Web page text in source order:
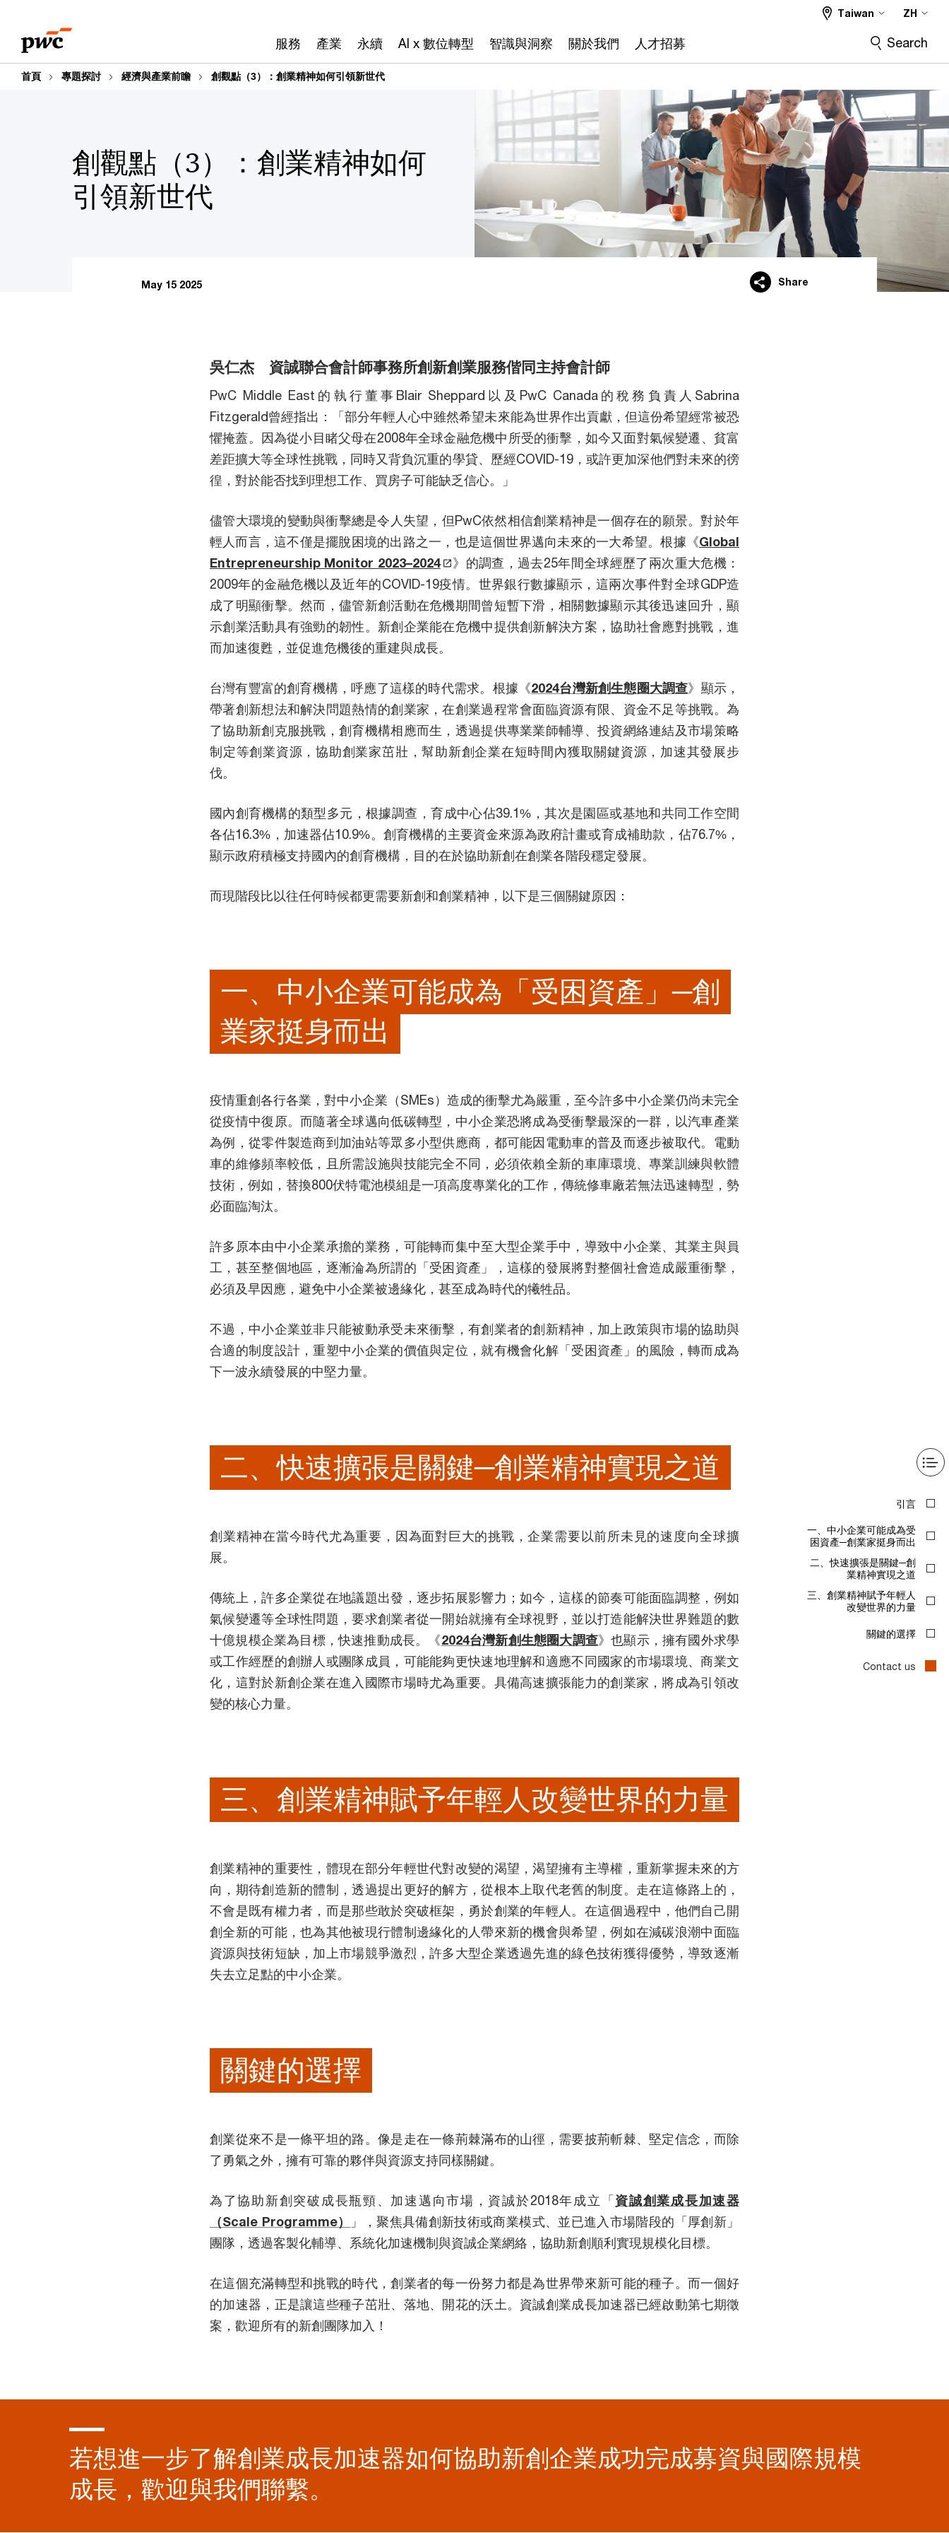
content
footer
服務 產業 永續 AI x 數位轉型 智識與洞察 關於我們 人才招募
Taiwan ZH
Search
首頁 專題探討 經濟與產業前瞻 創觀點（3）：創業精神如何引領新世代
創觀點（3）：創業精神如何
引領新世代
May 15 2025 Share
吳仁杰 資誠聯合會計師事務所創新創業服務偕同主持會計師
PwC Middle East的執行董事Blair Sheppard以及PwC Canada的稅務負責人Sabrina
Fitzgerald曾經指出：「部分年輕人心中雖然希望未來能為世界作出貢獻，但這份希望經常被恐
懼掩蓋。因為從小目睹父母在2008年全球金融危機中所受的衝擊，如今又面對氣候變遷、貧富
差距擴大等全球性挑戰，同時又背負沉重的學貸、歷經COVID-19，或許更加深他們對未來的徬
徨，對於能否找到理想工作、買房子可能缺乏信心。」
儘管大環境的變動與衝擊總是令人失望，但PwC依然相信創業精神是一個存在的願景。對於年
輕人而言，這不僅是擺脫困境的出路之一，也是這個世界邁向未來的一大希望。根據《Global
Entrepreneurship Monitor 2023–2024
》的調查，過去25年間全球經歷了兩次重大危機：
2009年的金融危機以及近年的COVID-19疫情。世界銀行數據顯示，這兩次事件對全球GDP造
成了明顯衝擊。然而，儘管新創活動在危機期間曾短暫下滑，相關數據顯示其後迅速回升，顯
示創業活動具有強勁的韌性。新創企業能在危機中提供創新解決方案，協助社會應對挑戰，進
而加速復甦，並促進危機後的重建與成長。
台灣有豐富的創育機構，呼應了這樣的時代需求。根據《2024台灣新創生態圈大調查》顯示，
帶著創新想法和解決問題熱情的創業家，在創業過程常會面臨資源有限、資金不足等挑戰。為
了協助新創克服挑戰，創育機構相應而生，透過提供專業業師輔導、投資網絡連結及市場策略
制定等創業資源，協助創業家茁壯，幫助新創企業在短時間內獲取關鍵資源，加速其發展步
伐。
國內創育機構的類型多元，根據調查，育成中心佔39.1%，其次是園區或基地和共同工作空間
各佔16.3%，加速器佔10.9%。創育機構的主要資金來源為政府計畫或育成補助款，佔76.7%，
顯示政府積極支持國內的創育機構，目的在於協助新創在創業各階段穩定發展。
而現階段比以往任何時候都更需要新創和創業精神，以下是三個關鍵原因：
一、中小企業可能成為「受困資產」─創
業家挺身而出
疫情重創各行各業，對中小企業（SMEs）造成的衝擊尤為嚴重，至今許多中小企業仍尚未完全
從疫情中復原。而隨著全球邁向低碳轉型，中小企業恐將成為受衝擊最深的一群，以汽車產業
為例，從零件製造商到加油站等眾多小型供應商，都可能因電動車的普及而逐步被取代。電動
車的維修頻率較低，且所需設施與技能完全不同，必須依賴全新的車庫環境、專業訓練與軟體
技術，例如，替換800伏特電池模組是一項高度專業化的工作，傳統修車廠若無法迅速轉型，勢
必面臨淘汰。
許多原本由中小企業承擔的業務，可能轉而集中至大型企業手中，導致中小企業、其業主與員
工，甚至整個地區，逐漸淪為所謂的「受困資產」，這樣的發展將對整個社會造成嚴重衝擊，
必須及早因應，避免中小企業被邊緣化，甚至成為時代的犧牲品。
不過，中小企業並非只能被動承受未來衝擊，有創業者的創新精神，加上政策與市場的協助與
合適的制度設計，重塑中小企業的價值與定位，就有機會化解「受困資產」的風險，轉而成為
下一波永續發展的中堅力量。
二、快速擴張是關鍵─創業精神實現之道
創業精神在當今時代尤為重要，因為面對巨大的挑戰，企業需要以前所未見的速度向全球擴
展。
傳統上，許多企業從在地議題出發，逐步拓展影響力；如今，這樣的節奏可能面臨調整，例如
氣候變遷等全球性問題，要求創業者從一開始就擁有全球視野，並以打造能解決世界難題的數
十億規模企業為目標，快速推動成長。《2024台灣新創生態圈大調查》也顯示，擁有國外求學
或工作經歷的創辦人或團隊成員，可能能夠更快速地理解和適應不同國家的市場環境、商業文
化，這對於新創企業在進入國際市場時尤為重要。具備高速擴張能力的創業家，將成為引領改
變的核心力量。
三、創業精神賦予年輕人改變世界的力量
創業精神的重要性，體現在部分年輕世代對改變的渴望，渴望擁有主導權，重新掌握未來的方
向，期待創造新的體制，透過提出更好的解方，從根本上取代老舊的制度。走在這條路上的，
不會是既有權力者，而是那些敢於突破框架，勇於創業的年輕人。在這個過程中，他們自己開
創全新的可能，也為其他被現行體制邊緣化的人帶來新的機會與希望，例如在減碳浪潮中面臨
資源與技術短缺，加上市場競爭激烈，許多大型企業透過先進的綠色技術獲得優勢，導致逐漸
失去立足點的中小企業。
關鍵的選擇
創業從來不是一條平坦的路。像是走在一條荊棘滿布的山徑，需要披荊斬棘、堅定信念，而除
了勇氣之外，擁有可靠的夥伴與資源支持同樣關鍵。
為了協助新創突破成長瓶頸、加速邁向市場，資誠於2018年成立「資誠創業成長加速器
（Scale Programme）
」，聚焦具備創新技術或商業模式、並已進入市場階段的「厚創新」
團隊，透過客製化輔導、系統化加速機制與資誠企業網絡，協助新創順利實現規模化目標。
在這個充滿轉型和挑戰的時代，創業者的每一份努力都是為世界帶來新可能的種子。而一個好
的加速器，正是讓這些種子茁壯、落地、開花的沃土。資誠創業成長加速器已經啟動第七期徵
案，歡迎所有的新創團隊加入！
若想進一步了解創業成長加速器如何協助新創企業成功完成募資與國際規模
成長，歡迎與我們聯繫。